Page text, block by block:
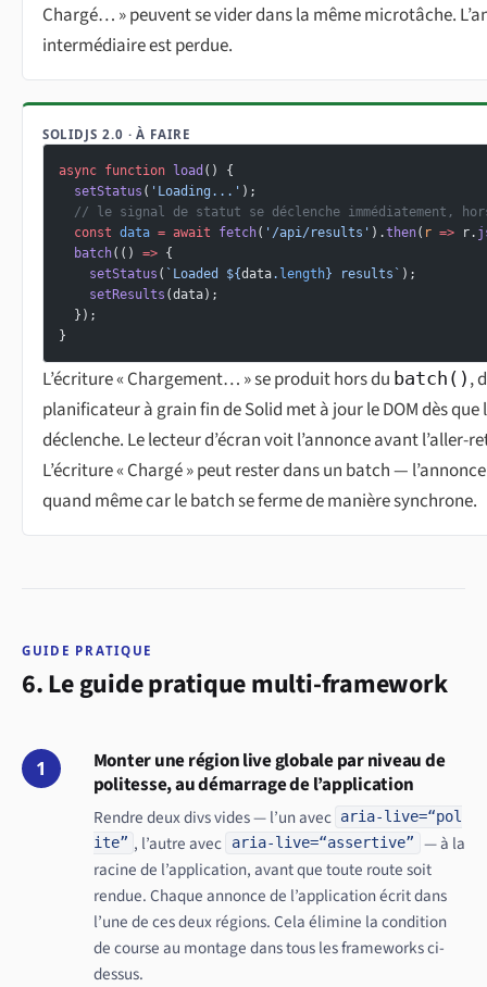
Chargé… » peuvent se vider dans la même microtâche.
intermédiaire est perdue.
SOLIDJS 2.0 · À FAIRE
async function load () {
  setStatus
( 'Loading...' );
// le signal de statut se déclenche immédiatement,
  const
data = await fetch( '/api/results' ).then( r => r.
  batch
(() => {
    setStatus
( `Loaded ${data. length} results` );
    setResults
(data);
  });
}
L’écriture « Chargement… » se produit hors du batch() ,
planificateur à grain fin de Solid met à jour le DOM dès que
déclenche. Le lecteur d’écran voit l’annonce avant l’aller-
L’écriture « Chargé » peut rester dans un batch —
quand même car le batch se ferme de manière synchrone.
GUIDE PRATIQUE
6. Le guide pratique multi-framework
1
Monter une région live globale par niveau de
politesse, au démarrage de l’application
Rendre deux divs vides — l’un avec aria-live=“pol
ite” , l’autre avec aria-live=“assertive”
— à la
racine de l’application, avant que toute route soit
rendue. Chaque annonce de l’application écrit dans
l’une de ces deux régions. Cela élimine la condition
de course au montage dans tous les frameworks ci-
dessus.